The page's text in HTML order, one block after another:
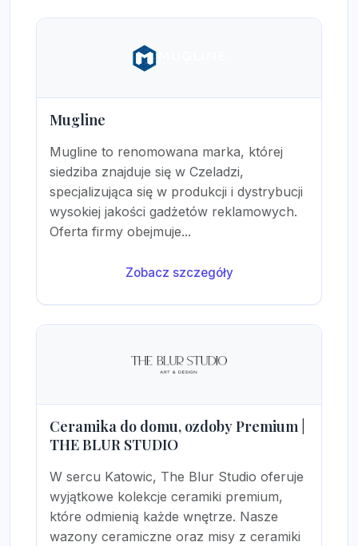
Mugline
Mugline to renomowana marka, której
siedziba znajduje się w Czeladzi,
specjalizująca się w produkcji i dystrybucji
wysokiej jakości gadżetów reklamowych.
Oferta firmy obejmuje...
Zobacz szczegóły
Ceramika do domu, ozdoby Premium |
THE BLUR STUDIO
W sercu Katowic, The Blur Studio oferuje
wyjątkowe kolekcje ceramiki premium,
które odmienią każde wnętrze. Nasze
wazony ceramiczne oraz misy z ceramiki